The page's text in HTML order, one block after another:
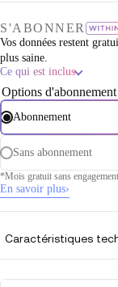
S'ABONNER
Vos données restent
plus saine.
Ce qui est inclus
Options d'abonnement
Abonnement
Sans abonnement
*Mois gratuit sans
En savoir plus›
Caractéristiques